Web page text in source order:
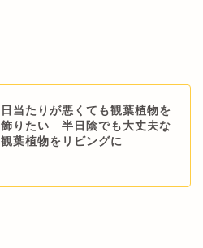
日当たりが悪くても観葉植物を
飾りたい 半日陰でも大丈夫な
観葉植物をリビングに